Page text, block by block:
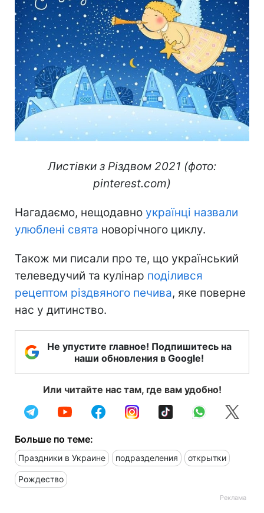
Листівки з Різдвом 2021 (фото:
pinterest.com)
Нагадаємо, нещодавно українці назвали
улюблені свята новорічного циклу.
Також ми писали про те, що український
телеведучий та кулінар поділився
рецептом різдвяного печива, яке поверне
нас у дитинство.
Не упустите главное! Подпишитесь на
наши обновления в Google!
Или читайте нас там, где вам удобно!
Больше по теме:
Праздники в Украине подразделения открытки
Рождество